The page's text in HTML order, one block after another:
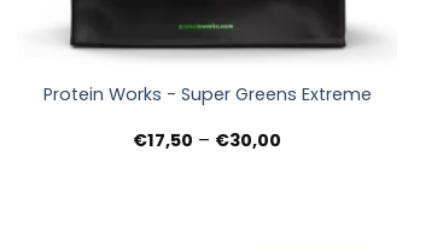
Protein Works - Super Greens Extreme
€17,50 – €30,00